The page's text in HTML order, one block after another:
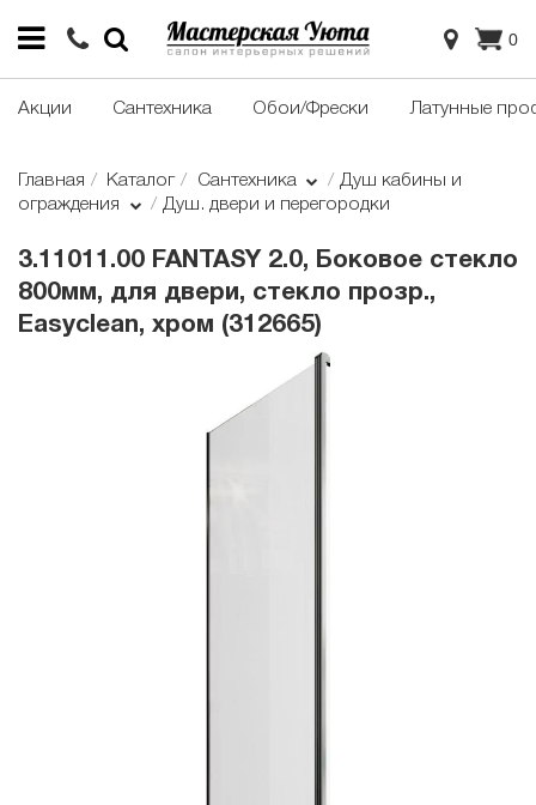
0
Акции Сантехника Обои/Фрески Латунные
Главная Каталог Сантехника
Душ кабины и
ограждения
Душ. двери и перегородки
3.11011.00 FANTASY 2.0, Боковое стекло
800мм, для двери, стекло прозр.,
Easyclean, хром (312665)